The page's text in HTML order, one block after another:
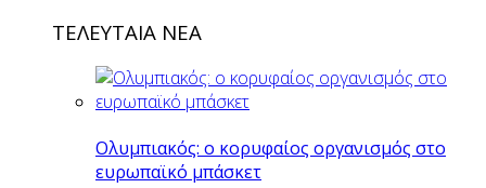
ΤΕΛΕΥΤΑΙΑ ΝΕΑ
Ολυμπιακός: ο κορυφαίος οργανισμός στο
ευρωπαϊκό μπάσκετ